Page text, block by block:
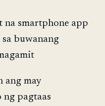
smartphone app
buwanang
ang may
ng pagtaas